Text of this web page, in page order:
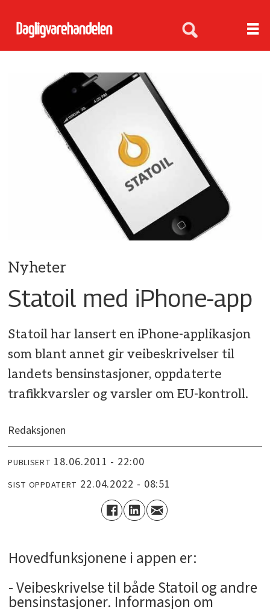
Nyheter
Statoil med iPhone-app
Statoil har lansert en iPhone-applikasjon
som blant annet gir veibeskrivelser til
landets bensinstasjoner, oppdaterte
trafikkvarsler og varsler om EU-kontroll.
Redaksjonen
PUBLISERT 18.06.2011 - 22:00
SIST OPPDATERT 22.04.2022 - 08:51
Hovedfunksjonene i appen er:
- Veibeskrivelse til både Statoil og andre
bensinstasjoner. Informasjon om